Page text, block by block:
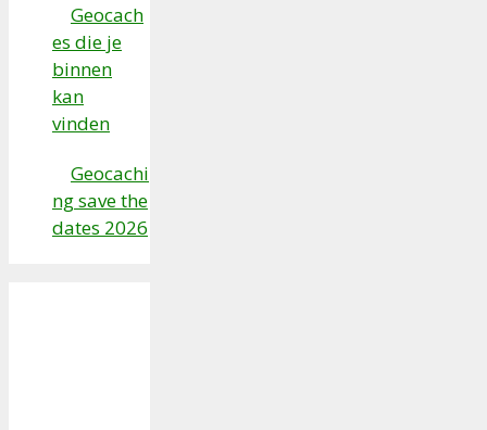
Geocach
es die je
binnen
kan
vinden
Geocachi
ng save the
dates 2026